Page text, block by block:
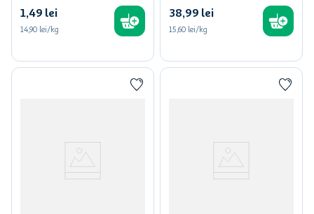
1,49 lei
14,90 lei/kg
38,99 lei
15,60 lei/kg